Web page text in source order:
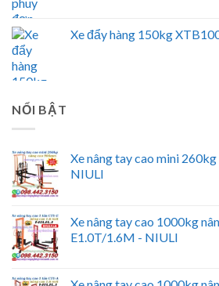
Xe đẩy hàng 150kg
NỔI BẬT
Xe nâng tay cao mini
NIULI
Xe nâng tay cao 1000kg
E1.0T/1.6M - NIULI